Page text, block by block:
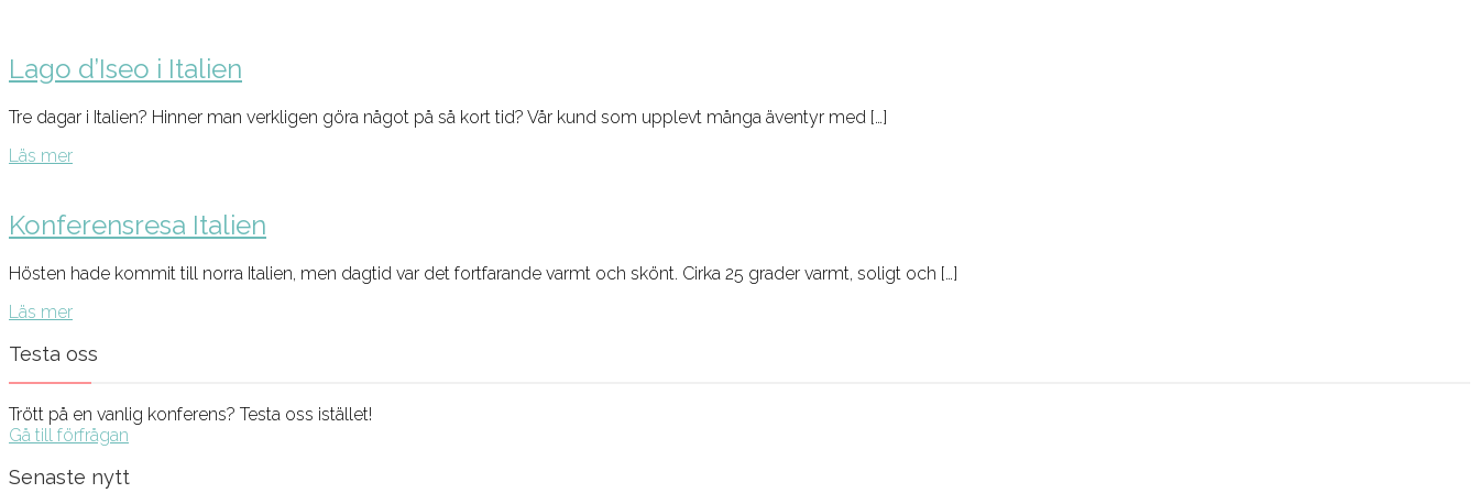
Lago d’Iseo i Italien
Tre dagar i Italien? Hinner man verkligen göra något på så kort tid? Vår kund som upplevt många äventyr med […]
Läs mer
Konferensresa Italien
Hösten hade kommit till norra Italien, men dagtid var det fortfarande varmt och skönt. Cirka 25 grader varmt, soligt och […]
Läs mer
Testa oss
Trött på en vanlig konferens? Testa oss istället!
Gå till förfrågan
Senaste nytt